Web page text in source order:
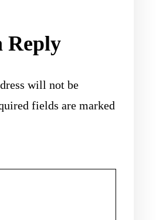
Reply
will not be
fields are marked